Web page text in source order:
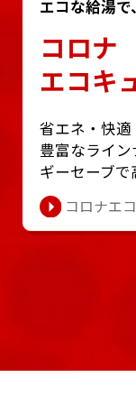
エコな給湯
コロナ
エコキ
省エネ・快
豊富なライ
ギーセーブ
コロナエ